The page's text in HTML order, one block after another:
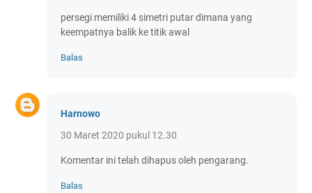
persegi memiliki 4 simetri putar dimana yang
keempatnya balik ke titik awal
Balas
Harnowo
30 Maret 2020 pukul 12.30
Komentar ini telah dihapus oleh pengarang.
Balas